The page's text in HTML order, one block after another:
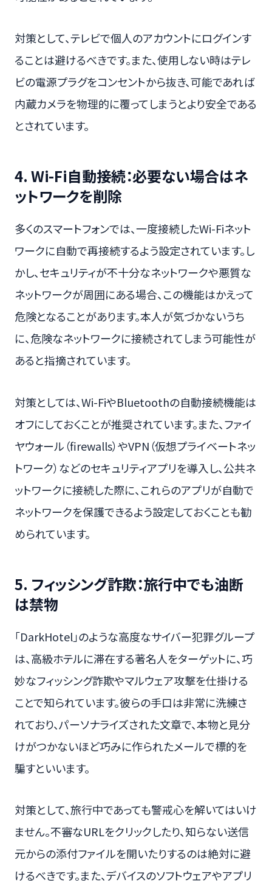
対策として、テレビで個人のアカウントにログインす
ることは避けるべきです。また、使用しない時はテレ
ビの電源プラグをコンセントから抜き、可能であれば
内蔵カメラを物理的に覆ってしまうとより安全である
とされています。
4. Wi-Fi自動接続：必要ない場合はネ
ットワークを削除
多くのスマートフォンでは、一度接続したWi-Fiネット
ワークに自動で再接続するよう設定されています。し
かし、セキュリティが不十分なネットワークや悪質な
ネットワークが周囲にある場合、この機能はかえって
危険となることがあります。本人が気づかないうち
に、危険なネットワークに接続されてしまう可能性が
あると指摘されています。
対策としては、Wi-FiやBluetoothの自動接続機能は
オフにしておくことが推奨されています。また、ファイ
ヤウォール（firewalls）やVPN（仮想プライベートネッ
トワーク）などのセキュリティアプリを導入し、公共ネ
ットワークに接続した際に、これらのアプリが自動で
ネットワークを保護できるよう設定しておくことも勧
められています。
5. フィッシング詐欺：旅行中でも油断
は禁物
「DarkHotel」のような高度なサイバー犯罪グループ
は、高級ホテルに滞在する著名人をターゲットに、巧
妙なフィッシング詐欺やマルウェア攻撃を仕掛ける
ことで知られています。彼らの手口は非常に洗練さ
れており、パーソナライズされた文章で、本物と見分
けがつかないほど巧みに作られたメールで標的を
騙すといいます。
対策として、旅行中であっても警戒心を解いてはいけ
ません。不審なURLをクリックしたり、知らない送信
元からの添付ファイルを開いたりするのは絶対に避
けるべきです。また、デバイスのソフトウェアやアプリ